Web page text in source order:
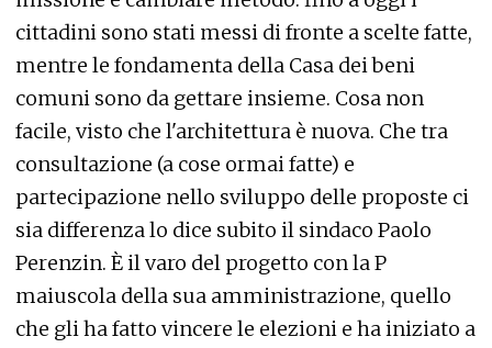
cittadini sono stati messi di fronte a scelte fatte,
mentre le fondamenta della Casa dei beni
comuni sono da gettare insieme. Cosa non
facile, visto che l'architettura è nuova. Che tra
consultazione (a cose ormai fatte) e
partecipazione nello sviluppo delle proposte ci
sia differenza lo dice subito il sindaco Paolo
Perenzin. È il varo del progetto con la P
maiuscola della sua amministrazione, quello
che gli ha fatto vincere le elezioni e ha iniziato a